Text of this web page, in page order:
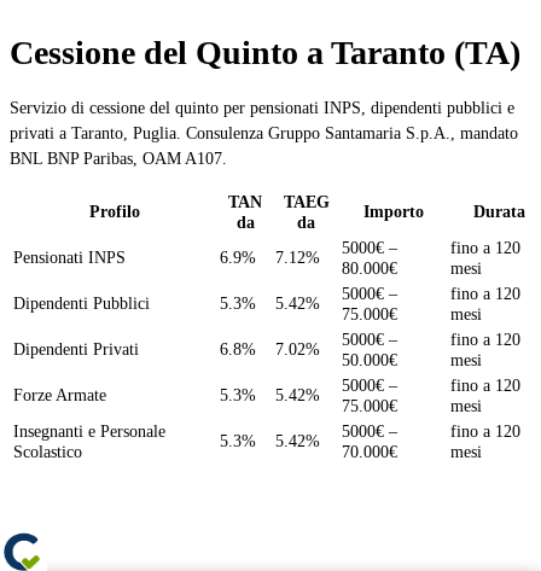
Cessione del Quinto a Taranto (TA)
Servizio di cessione del quinto per pensionati INPS, dipendenti pubblici e
privati a Taranto, Puglia. Consulenza Gruppo Santamaria S.p.A., mandato
BNL BNP Paribas, OAM A107.
Profilo
TAN
da
TAEG
da
Importo Durata
Pensionati INPS 6.9% 7.12%
5000€ –
80.000€
fino a 120
mesi
Dipendenti Pubblici
5.3% 5.42%
5000€ –
75.000€
fino a 120
mesi
Dipendenti Privati
6.8% 7.02%
5000€ –
50.000€
fino a 120
mesi
Forze Armate
5.3% 5.42%
5000€ –
75.000€
fino a 120
mesi
Insegnanti e Personale
Scolastico
5.3% 5.42%
5000€ –
70.000€
fino a 120
mesi